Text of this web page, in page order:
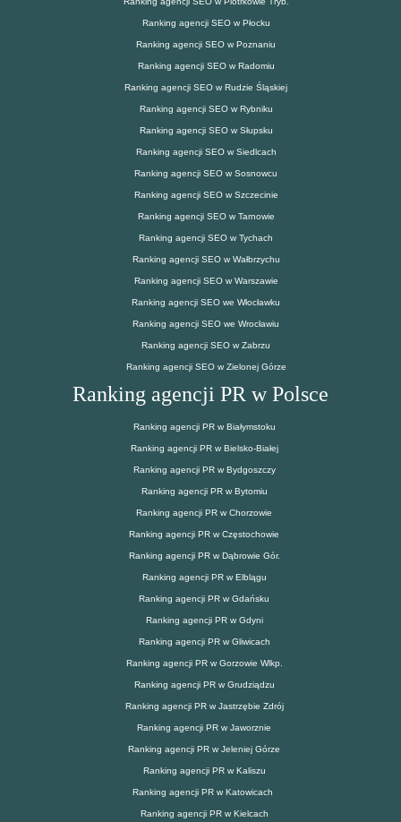
Ranking agencji SEO w Płocku
Ranking agencji SEO w Poznaniu
Ranking agencji SEO w Radomiu
Ranking agencji SEO w Rudzie Śląskiej
Ranking agencji SEO w Rybniku
Ranking agencji SEO w Słupsku
Ranking agencji SEO w Siedlcach
Ranking agencji SEO w Sosnowcu
Ranking agencji SEO w Szczecinie
Ranking agencji SEO w Tarnowie
Ranking agencji SEO w Tychach
Ranking agencji SEO w Wałbrzychu
Ranking agencji SEO w Warszawie
Ranking agencji SEO we Włocławku
Ranking agencji SEO we Wrocławiu
Ranking agencji SEO w Zabrzu
Ranking agencji SEO w Zielonej Górze
Ranking agencji PR w Polsce
Ranking agencji PR w Białymstoku
Ranking agencji PR w Bielsko-Białej
Ranking agencji PR w Bydgoszczy
Ranking agencji PR w Bytomiu
Ranking agencji PR w Chorzowie
Ranking agencji PR w Częstochowie
Ranking agencji PR w Dąbrowie Gór.
Ranking agencji PR w Elblągu
Ranking agencji PR w Gdańsku
Ranking agencji PR w Gdyni
Ranking agencji PR w Gliwicach
Ranking agencji PR w Gorzowie Wlkp.
Ranking agencji PR w Grudziądzu
Ranking agencji PR w Jastrzębie Zdrój
Ranking agencji PR w Jaworznie
Ranking agencji PR w Jeleniej Górze
Ranking agencji PR w Kaliszu
Ranking agencji PR w Katowicach
Ranking agencji PR w Kielcach